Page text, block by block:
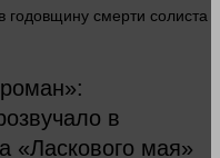
годовщину смерти солиста
в
«Ласкового мая»